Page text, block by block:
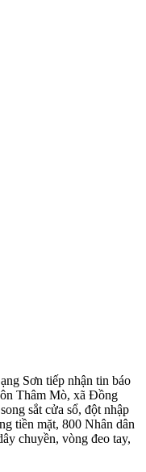
Sơn tiếp nhận tin báo
Thâm Mò, xã Đồng
sắt cửa sổ, đột nhập
tiền mặt, 800 Nhân dân
chuyền, vòng đeo tay,